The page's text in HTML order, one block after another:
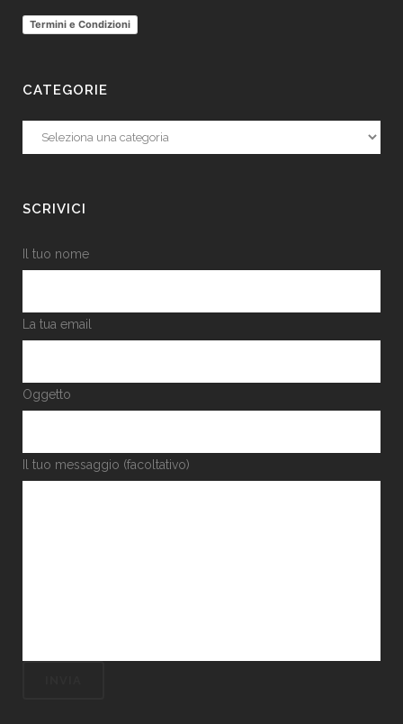
Termini e Condizioni
CATEGORIE
Categorie
SCRIVICI
Il tuo nome
La tua email
Oggetto
Il tuo messaggio (facoltativo)